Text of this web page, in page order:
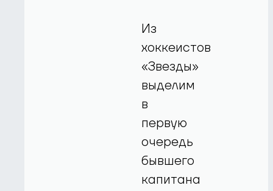
Из
хоккеистов
«Звезды»
выделим
в
первую
очередь
бывшего
капитана